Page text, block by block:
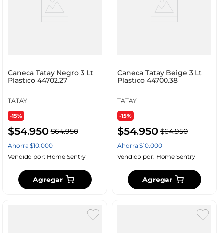
Caneca Tatay Negro 3 Lt
Plastico 44702.27
TATAY
-15%
$54.950 $64.950
Ahorra $10.000
Vendido por: Home Sentry
Agregar
Caneca Tatay Beige 3 Lt
Plastico 44700.38
TATAY
-15%
$54.950 $64.950
Ahorra $10.000
Vendido por: Home Sentry
Agregar